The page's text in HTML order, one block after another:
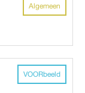
Algemeen
VOORbeeld